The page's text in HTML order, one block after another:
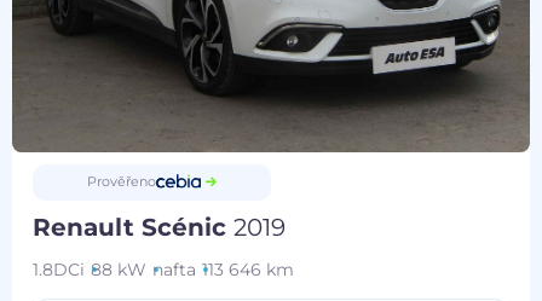
Prověřeno
Renault Scénic2019
1.8DCi 88 kW nafta 113 646 km